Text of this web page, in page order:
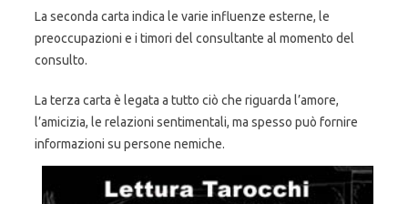
La seconda carta indica le varie influenze esterne, le
preoccupazioni e i timori del consultante al momento del
consulto.
La terza carta è legata a tutto ciò che riguarda l’amore,
l’amicizia, le relazioni sentimentali, ma spesso può fornire
informazioni su persone nemiche.